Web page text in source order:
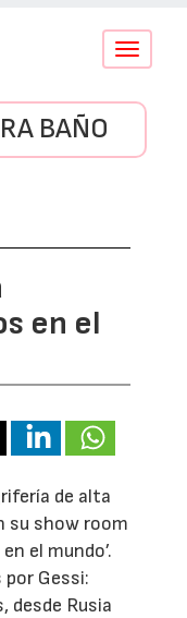
Conmutar
BAÑO
en el
de alta
su show room
el mundo’.
Gessi:
desde Rusia